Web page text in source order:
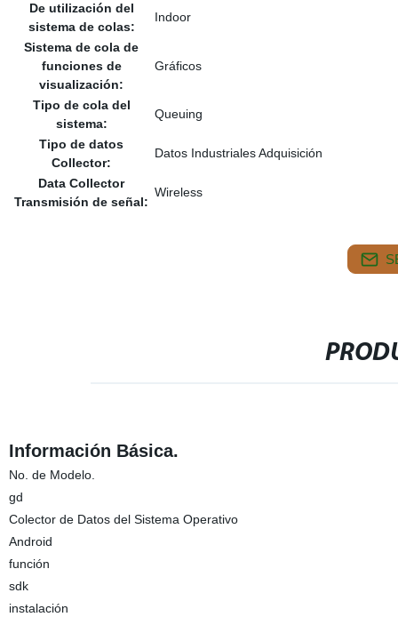
De utilización del
sistema de colas:
Indoor
Sistema de cola de
funciones de
visualización:
Gráficos
Tipo de cola del
sistema:
Queuing
Tipo de datos
Collector:
Datos Industriales Adquisición
Data Collector
Transmisión de señal:
Wireless
Información Básica.
No. de Modelo.
gd
Colector de Datos del Sistema Operativo
Android
función
sdk
instalación